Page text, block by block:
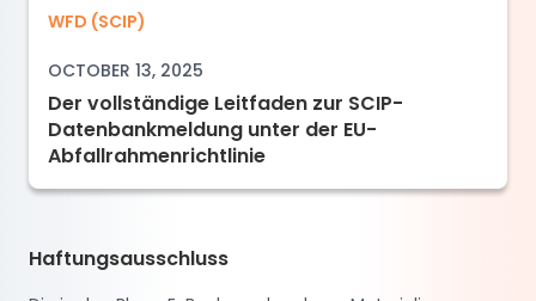
Der vollständige Leitfaden zur SCIP-
WFD (SCIP)
OCTOBER 13, 2025
Der vollständige Leitfaden zur SCIP-
Datenbankmeldung unter der EU-
Abfallrahmenrichtlinie
Haftungsausschluss